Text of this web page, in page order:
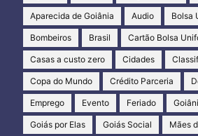
Aparecida de Goiânia Audio Bolsa
Bombeiros Brasil Cartão Bolsa
Casas a custo zero Cidades
Copa do Mundo Crédito Parceria
Emprego Evento Feriado
Goiás por Elas Goiás Social Mães